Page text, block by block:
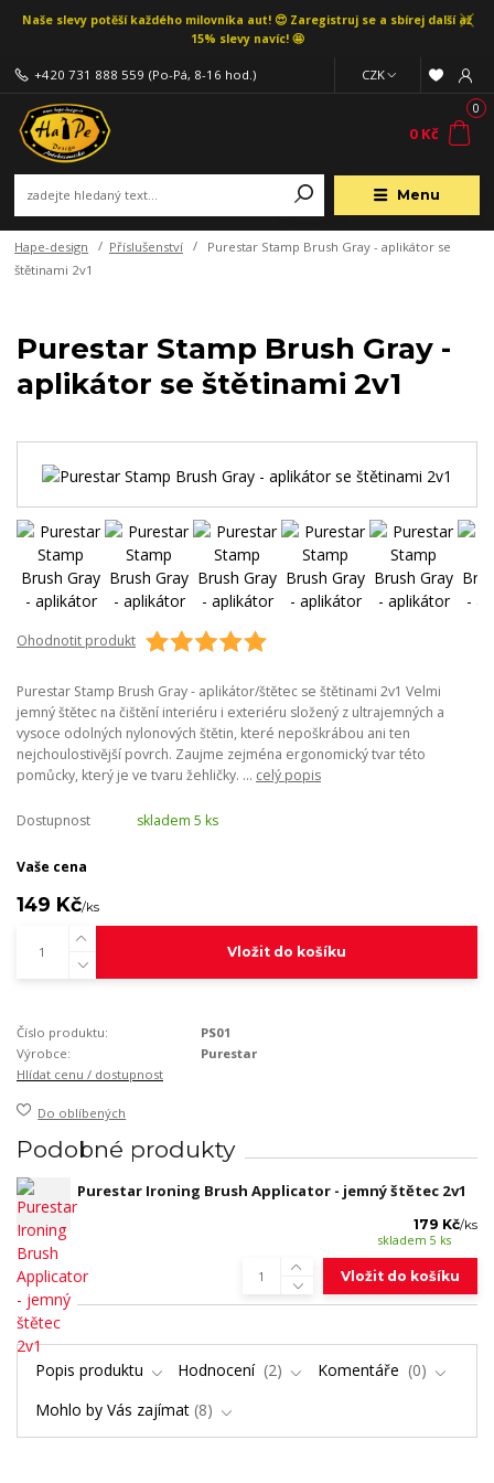
Naše slevy potěší každého milovníka aut! 😍 Zaregistruj se a sbírej další až
15% slevy navíc! 🤩
Menu
CZK
+420 731 888 559 (Po-Pá, 8-16 hod.)
0
0 Kč
Hape-design Příslušenství
Purestar Stamp Brush Gray - aplikátor se
štětinami 2v1
Purestar Stamp Brush Gray -
aplikátor se štětinami 2v1
Ohodnotit produkt
Purestar Stamp Brush Gray - aplikátor/štětec se štětinami 2v1 Velmi
jemný štětec na čištění interiéru i exteriéru složený z ultrajemných a
vysoce odolných nylonových štětin, které nepoškrábou ani ten
nejchoulostivější povrch. Zaujme zejména ergonomický tvar této
pomůcky, který je ve tvaru žehličky. ... celý popis
Dostupnost skladem 5 ks
Vaše cena
149 Kč/ks
Vložit do košíku
Číslo produktu:
PS01
Výrobce:
Purestar
Hlídat cenu / dostupnost
Do oblíbených
Podobné produkty
Purestar Ironing Brush Applicator - jemný štětec 2v1
179 Kč/ks
skladem 5 ks
Vložit do košíku
Popis produktu Hodnocení 2 Komentáře
0
Mohlo by Vás zajímat 8